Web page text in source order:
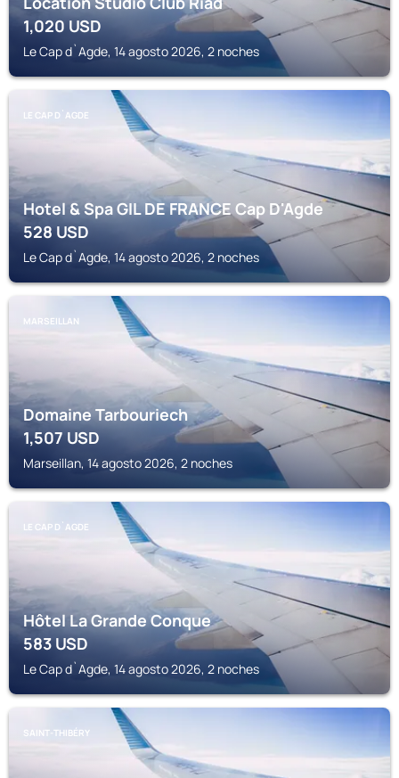
1,020USD
Le Cap d`Agde, 14 agosto 2026, 2 noches
LE CAP D`AGDE
Hotel & Spa GIL DE FRANCE Cap D'Agde
528USD
Le Cap d`Agde, 14 agosto 2026, 2 noches
MARSEILLAN
Domaine Tarbouriech
1,507USD
Marseillan, 14 agosto 2026, 2 noches
LE CAP D`AGDE
Hôtel La Grande Conque
583USD
Le Cap d`Agde, 14 agosto 2026, 2 noches
SAINT-THIBÉRY